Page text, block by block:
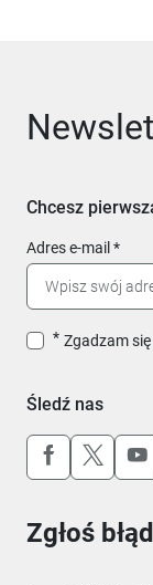
Chcesz
Adres e-mail
Zgadzam
Śledź nas
Uwaga,
Zgłoś błąd